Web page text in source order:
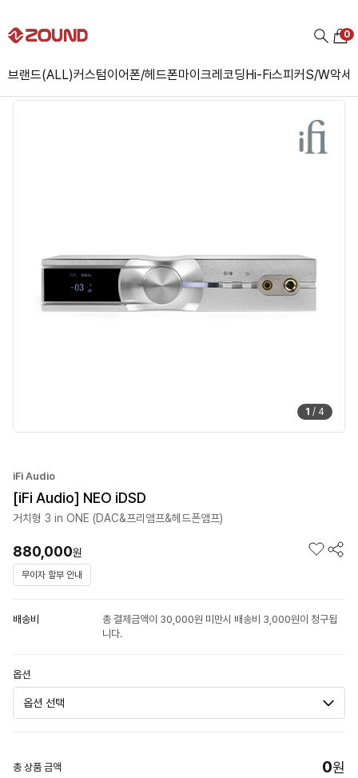
브랜드(ALL)커스텀이어폰/헤드폰마이크레코딩Hi-Fi스피커S/W악세
0
1 / 4
iFi Audio
[iFi Audio] NEO iDSD
거치형 3 in ONE (DAC&프리앰프&헤드폰앰프)
880,000원
무이자 할부 안내
배송비
총 결제금액이 30,000원 미만시 배송비 3,000원이 청구됩
니다.
옵션
총 상품 금액 0원